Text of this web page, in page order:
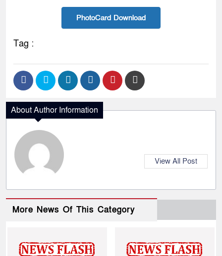
PhotoCard Download
Tag :
About Author Information
View All Post
More News Of This Category